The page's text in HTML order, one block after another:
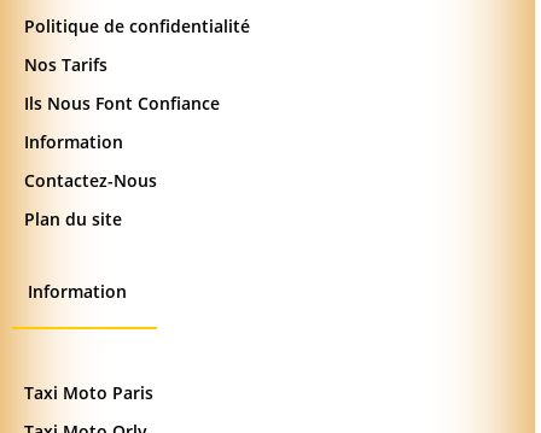
Politique de confidentialité
Nos Tarifs
Ils Nous Font Confiance
Information
Contactez-Nous
Plan du site
Information
Taxi Moto Paris